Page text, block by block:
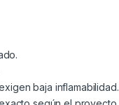
baja inflamabilidad.